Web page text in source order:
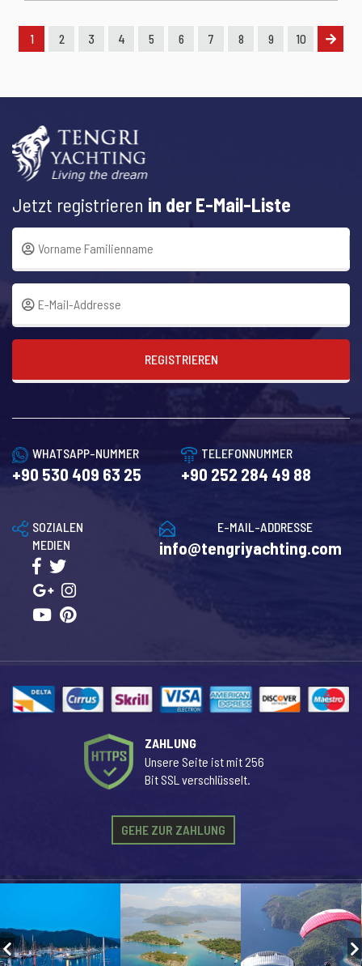
1 2 3 4 5 6 7 8 9 10
Jetzt registrieren in der E-Mail-Liste
REGISTRIEREN
WHATSAPP-NUMMER
+90 530 409 63 25
TELEFONNUMMER
+90 252 284 49 88
E-MAIL-ADDRESSE
info@tengriyachting.com
SOZIALEN
MEDIEN
ZAHLUNG
Unsere Seite ist mit 256
Bit SSL verschlüsselt.
GEHE ZUR ZAHLUNG